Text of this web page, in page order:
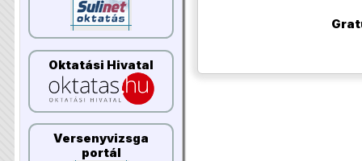
Oktatási Hivatal
Versenyvizsga
portál